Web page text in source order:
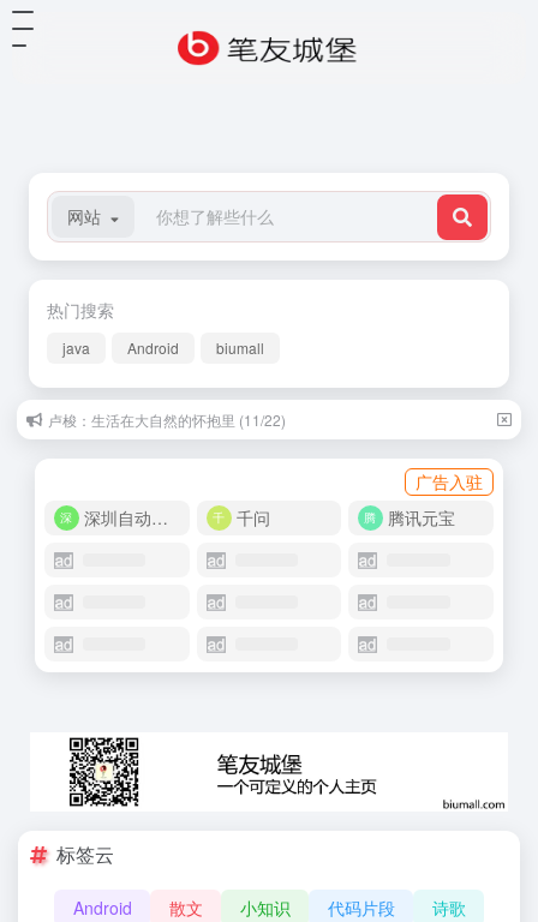
网站
热门搜索
java Android biumall
卢梭：生活在大自然的怀抱里 (11/22)
广告入驻
深圳自动化商城
千问 腾讯元宝
标签云
Android 散文 小知识 代码片段
诗歌